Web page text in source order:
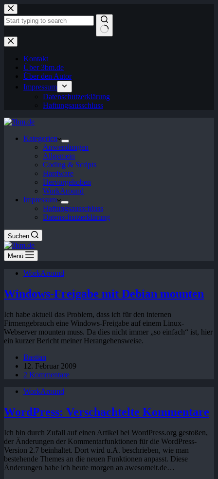
Zum
Inhalt
springen
Keine
Ergebnisse
Kontakt
Über 3bm.de
Über den Autor
Impressum
Datenschutzerklärung
Haftungsausschluss
Kategorien
Anwendungen
Allgemein
Coding & Scripts
Hardware
Hervorgehoben
WorkAround
Impressum
Haftungsausschluss
Datenschutzerklärung
Suchen
Menü
WorkAround
Windows-Freigabe mit Debian mounten
Ich habe aktuell das Problem, dass ich für den internen
Firmengebrauch eine Windows-Freigabe auf einem Linux-
Webserver mounten muss. Da dies nicht immer „so einfach“ ist, hier
ein kurzer Bericht meiner Herangehensweise.
Bastian
12. Februar 2009
2 Kommentare
WorkAround
WordPress: Verschachtelte Kommentare
Ich bin durch Zufall auf einen Artikel bei WordPress.org gestoßen,
der Änderungen der Kommentarfunktionen für die WordPress-
Version 2.7 beinhaltet. Dort wird u.A. beschrieben, wie man
bestehende Themes an die neuen Funktionen anpasst. Diese
Änderungen habe ich heute morgen an awesomeit.de…